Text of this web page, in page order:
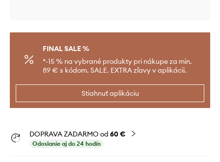
FINAL SALE %
*-15 % na vybrané produkty pri nákupe za min.
89 € s kódom. SALE. EXTRA zľavy v aplikácii.
Stiahnuť aplikáciu
DOPRAVA ZADARMO od 60 €
Odoslanie aj do 24 hodín